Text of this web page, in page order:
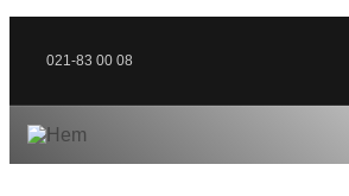
021-83 00 08